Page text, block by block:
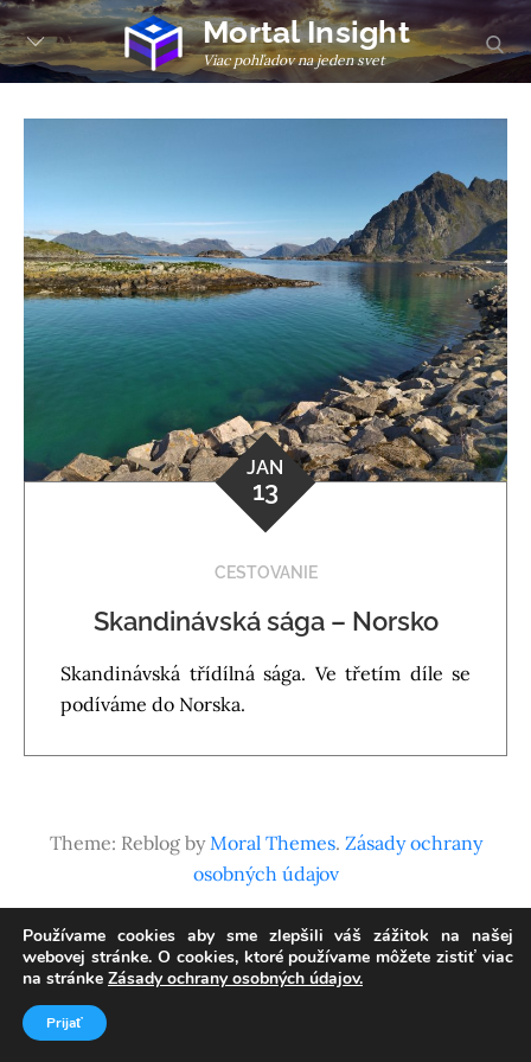
Skip
to
content
Mortal Insight
Viac pohľadov na jeden svet
JAN
13
CESTOVANIE
Skandinávská sága – Norsko
Skandinávská třídílná sága. Ve třetím díle se
podíváme do Norska.
Theme: Reblog byMoral Themes. Zásady ochrany
osobných údajov
Používame cookies aby sme zlepšili váš zážitok na našej
webovej stránke. O cookies, ktoré používame môžete zistiť viac
na stránke Zásady ochrany osobných údajov.
Prijať